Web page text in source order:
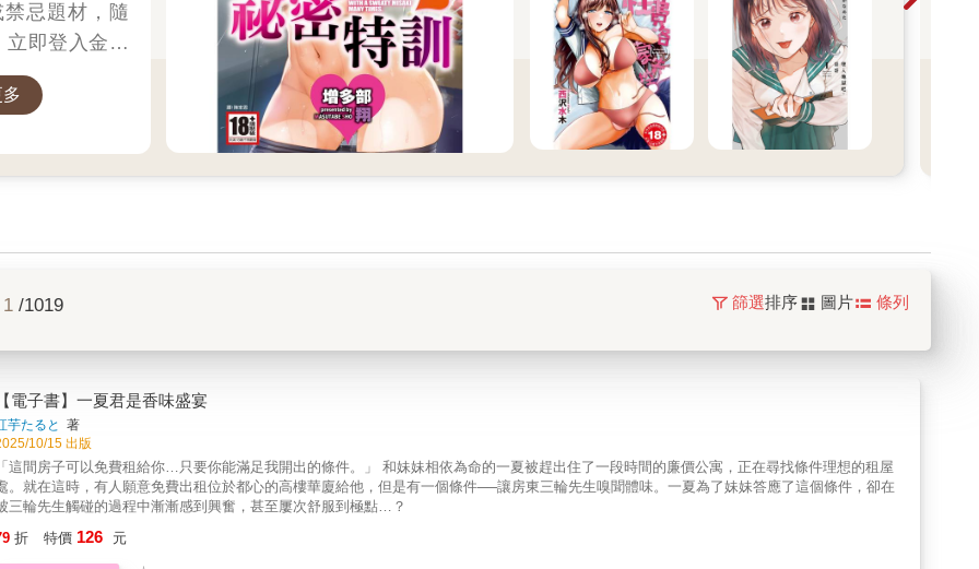
忌題材，隨
立即登入金石
專屬你的紳
1 /1019 篩選排序 圖片 條列
電子書】一夏君是香味盛宴
芋たると 著
10/15 出版
這間房子可以免費租給你…只要你能滿足我開出的條件。」 和妹妹相依為命的一夏被趕出住了一段時間的廉價公寓，正在尋找條件理想的租屋
。就在這時，有人願意免費出租位於都心的高樓華廈給他，但是有一個條件──讓房東三輪先生嗅聞體味。一夏為了妹妹答應了這個條件，卻在
三輪先生觸碰的過程中漸漸感到興奮，甚至屢次舒服到極點…？
折 特價 126 元